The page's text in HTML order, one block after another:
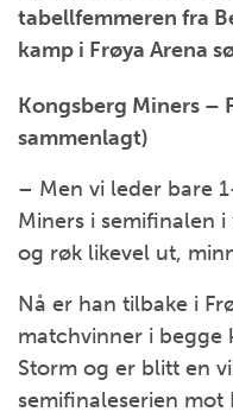
tabellfemmeren fra
kamp i Frøya Arena
Kongsberg Miners –
sammenlagt)
– Men vi leder bare
Miners i semifinalen
og røk likevel ut,
Nå er han tilbake i
matchvinner i begge
Storm og er blitt en
semifinaleserien mot